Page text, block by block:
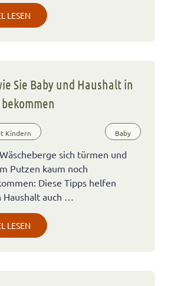
LESEN
Sie Baby und Haushalt in
Kindern Baby
sich türmen und
Putzen kaum noch
Diese Tipps helfen
Haushalt auch …
LESEN